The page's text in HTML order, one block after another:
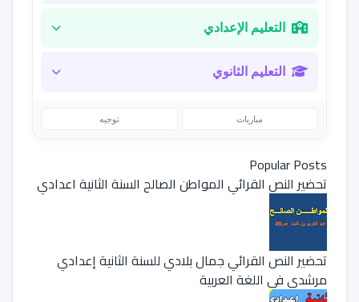
التعليم الإعدادي
التعليم الثانوي
مباريات توجيه
Popular Posts
تحضير النص القرائي المواطن الصالح السنة الثانية اعدادي
تحضير النص القرائي جمال بلادي للسنة الثانية إعدادي
مرشدي في اللغة العربية